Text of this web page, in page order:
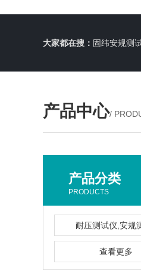
大家都在搜： 固纬安规测
产品中心/
产品分类
PRODUCTS
耐压测试仪,安规
查看更多